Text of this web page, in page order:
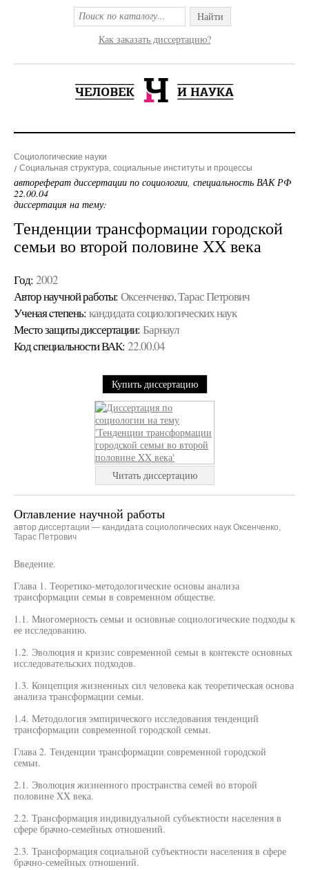
Найти
Как заказать диссертацию?
Социологические науки
Социальная структура, социальные институты и процессы
автореферат диссертации по социологии, специальность ВАК РФ
22.00.04
диссертация на тему:
Тенденции трансформации городской
семьи во второй половине XX века
Год: 2002
Автор научной работы: Оксенченко, Тарас Петрович
Ученая cтепень: кандидата социологических наук
Место защиты диссертации: Барнаул
Код cпециальности ВАК: 22.00.04
Купить диссертацию
Читать диссертацию
Оглавление научной работы
автор диссертации — кандидата социологических наук Оксенченко,
Тарас Петрович
Введение.
Глава 1. Теоретико-методологические основы анализа
трансформации семьи в современном обществе.
1.1. Многомерность семьи и основные социологические подходы к
ее исследованию.
1.2. Эволюция и кризис современной семьи в контексте основных
исследовательских подходов.
1.3. Концепция жизненных сил человека как теоретическая основа
анализа трансформации семьи.
1.4. Методология эмпирического исследования тенденций
трансформации современной городской семьи.
Глава 2. Тенденции трансформации современной городской
семьи.
2.1. Эволюция жизненного пространства семей во второй
половине XX века.
2.2. Трансформация индивидуальной субъектности населения в
сфере брачно-семейных отношений.
2.3. Трансформация социальной субъектности населения в сфере
брачно-семейных отношений.